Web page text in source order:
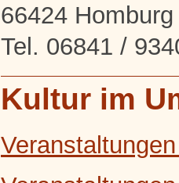
66424 Homburg
Tel. 06841 /
Kultur im